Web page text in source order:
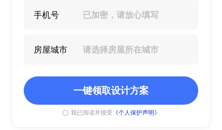
手机号
房屋城市
一键领取设计方案
我已阅读并接受 《个人保护声明》